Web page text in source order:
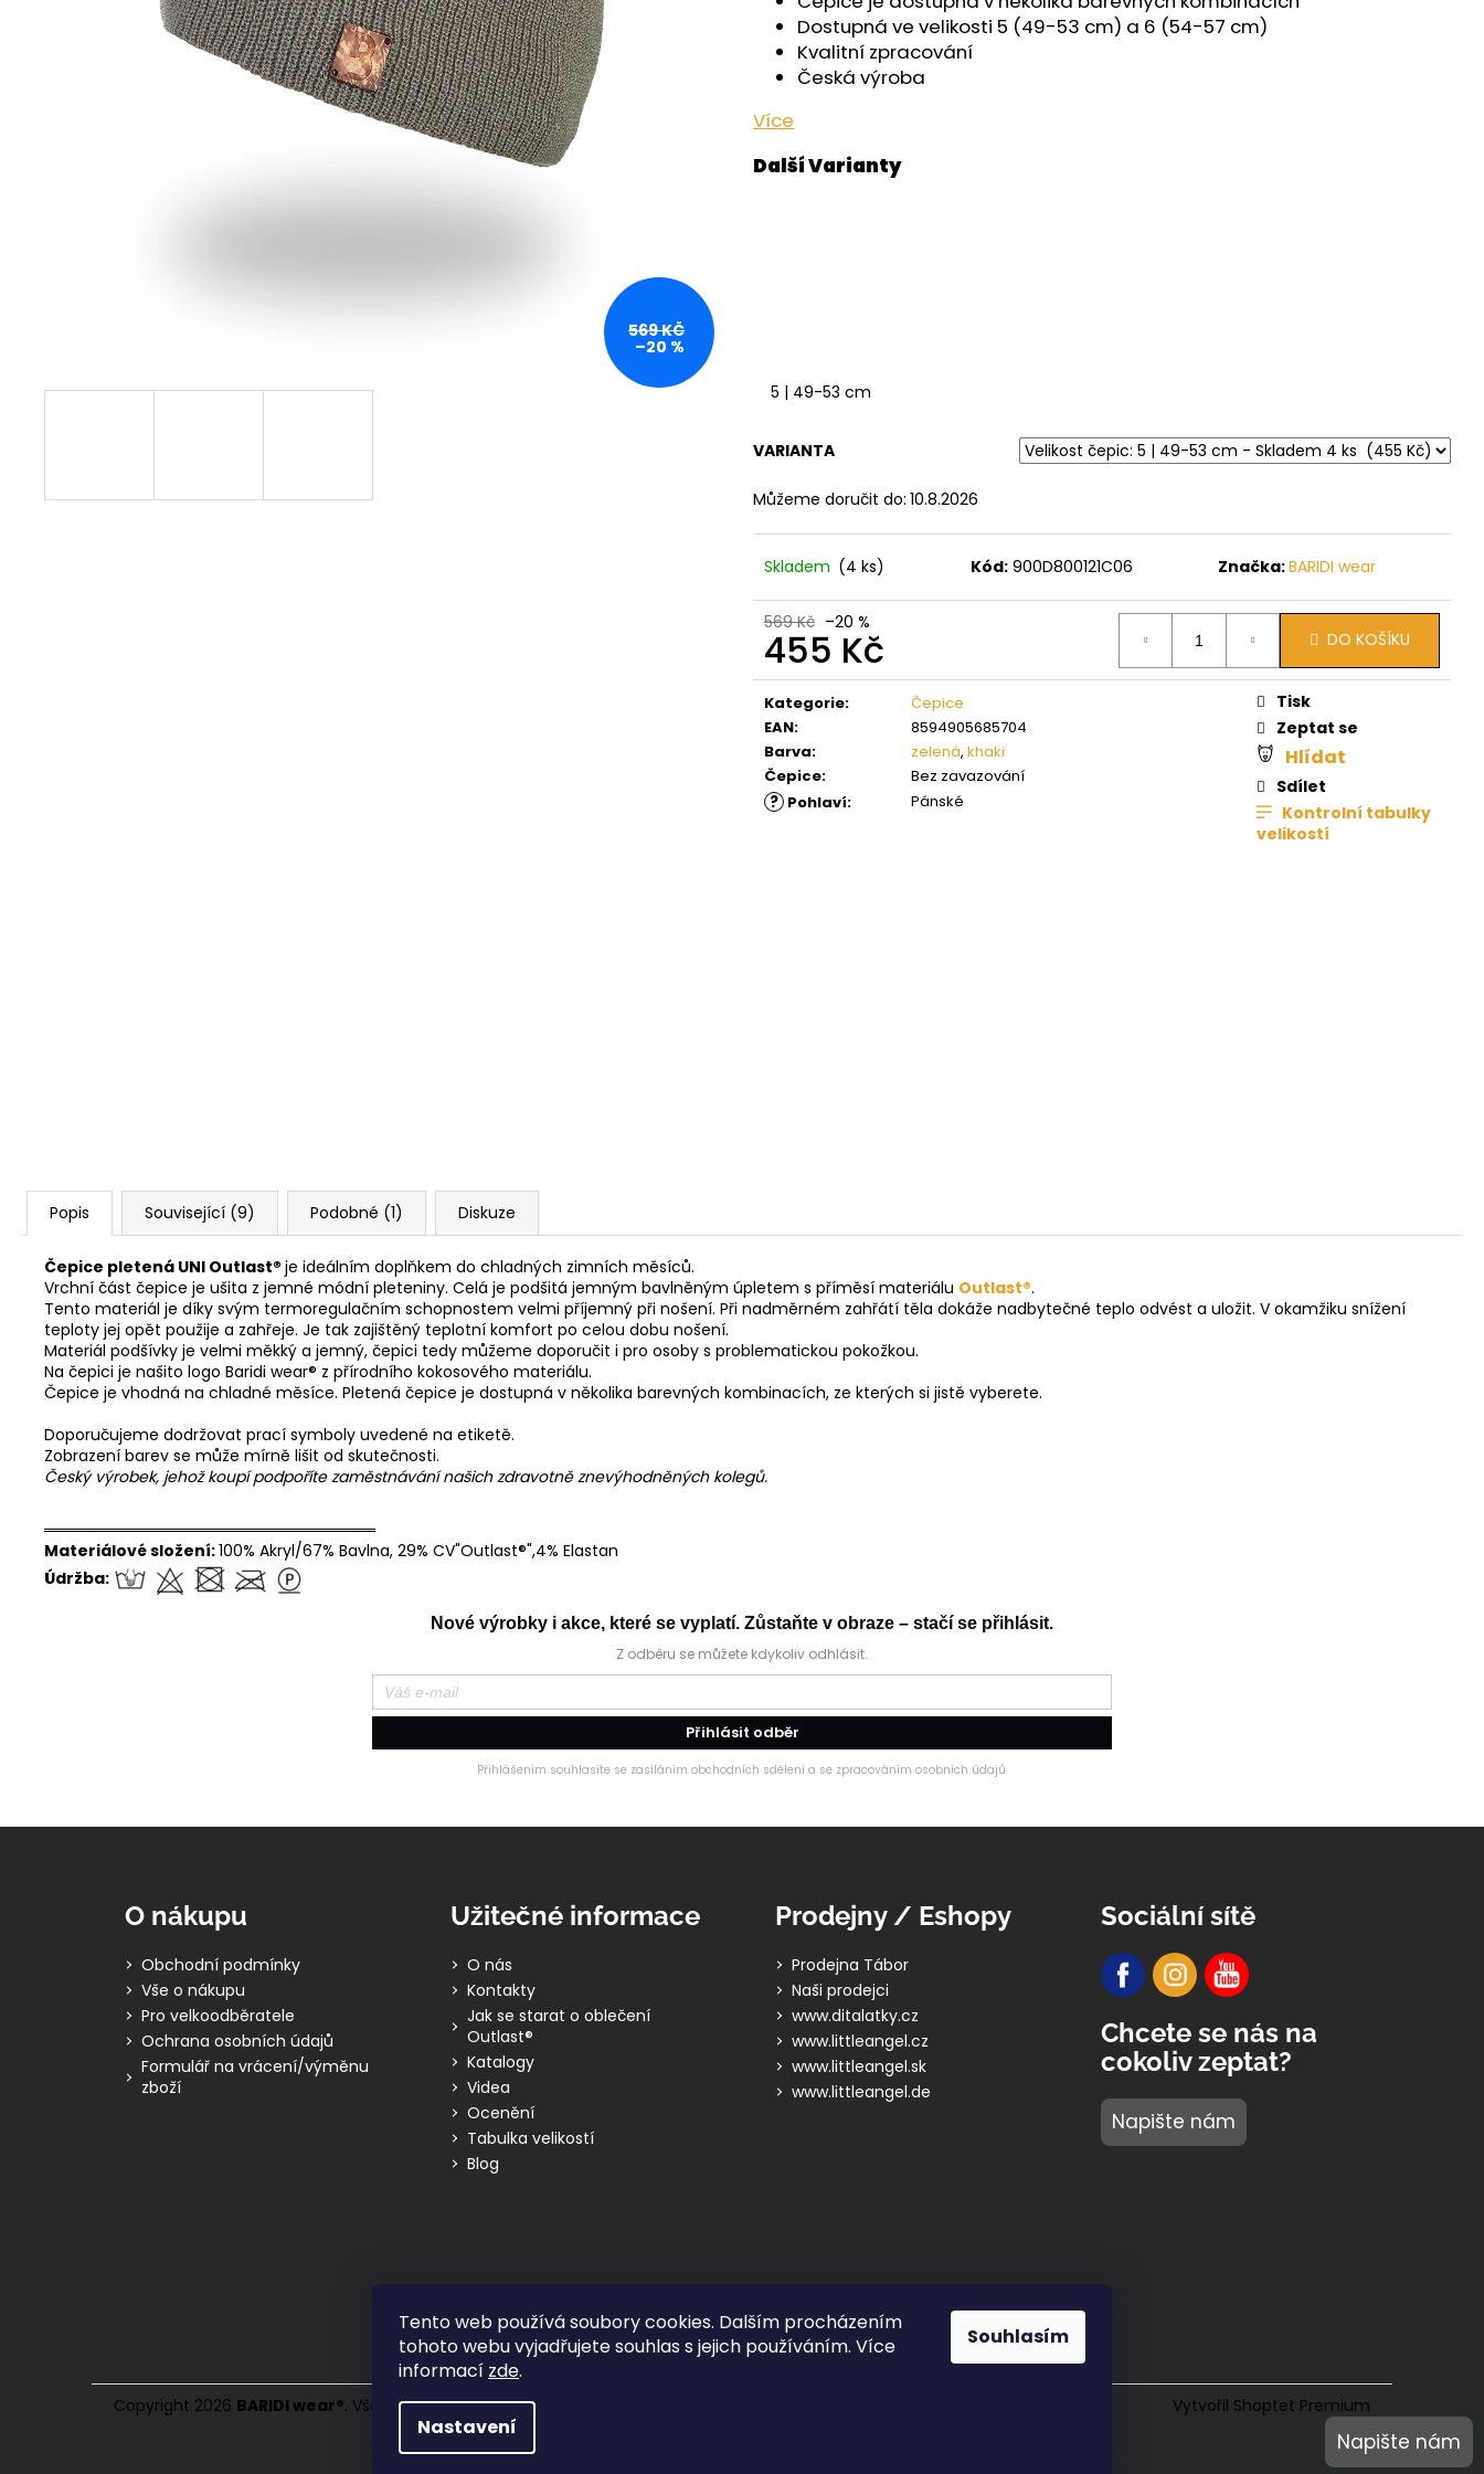
Tento web používá soubory cookies. Dalším procházením
tohoto webu vyjadřujete souhlas s jejich používáním. Více
informací zde.
Nastavení
Souhlasím
Dostupná ve velikosti 5 (49-53 cm) a 6 (54-57 cm)
Kvalitní zpracování
Česká výroba
Více
5 | 49-53 cm
VARIANTA
Můžeme doručit do: 10.8.2026
Skladem (4 ks) Kód: 900D800121C06 Značka:BARIDI wear
569 Kč –20 %
455 Kč
Měrná
cena:
DO KOŠÍKU
Kategorie:
Čepice
EAN:
8594905685704
Barva: zelená, khaki
Čepice: Bez zavazování
? Pohlaví: Pánské
Tisk
Zeptat se
Hlídat
Sdílet
Kontrolní tabulky
velikostí
569 KČ
–20 %
Popis Související (9) Podobné (1) Diskuze
Čepice pletená UNI Outlast® je ideálním doplňkem do chladných zimních měsíců.
Vrchní část čepice je ušita z jemné módní pleteniny. Celá je podšitá jemným bavlněným úpletem s příměsí materiálu Outlast®.
Tento materiál je díky svým termoregulačním schopnostem velmi příjemný při nošení. Při nadměrném zahřátí těla dokáže nadbytečné teplo odvést a uložit. V okamžiku snížení
teploty jej opět použije a zahřeje. Je tak zajištěný teplotní komfort po celou dobu nošení.
Materiál podšívky je velmi měkký a jemný, čepici tedy můžeme doporučit i pro osoby s problematickou pokožkou.
Na čepici je našito logo Baridi wear® z přírodního kokosového materiálu.
Čepice je vhodná na chladné měsíce. Pletená čepice je dostupná v několika barevných kombinacích, ze kterých si jistě vyberete.
Doporučujeme dodržovat prací symboly uvedené na etiketě.
Zobrazení barev se může mírně lišit od skutečnosti.
Český výrobek, jehož koupí podpoříte zaměstnávání našich zdravotně znevýhodněných kolegů.
══════════════════════════════
Materiálové složení:100% Akryl/67% Bavlna, 29% CV"Outlast®",4% Elastan
Údržba:
129 Kč
759 Kč
759 Kč
Nové výrobky i akce, které se vyplatí. Zůstaňte v obraze – stačí se přihlásit.
Z odběru se můžete kdykoliv odhlásit.
Přihlásit odběr
Přihlášením souhlasíte se zasíláním obchodních sdělení a se zpracováním osobních údajů.
O nákupu
Obchodní podmínky
Vše o nákupu
Pro velkoodběratele
Ochrana osobních údajů
Formulář na vrácení/výměnu
zboží
Užitečné informace
O nás
Kontakty
Jak se starat o oblečení
Outlast®
Katalogy
Videa
Ocenění
Tabulka velikostí
Blog
Prodejny / Eshopy
Prodejna Tábor
Naši prodejci
www.ditalatky.cz
www.littleangel.cz
www.littleangel.sk
www.littleangel.de
Sociální sítě
Chcete se nás na
cokoliv zeptat?
Napište nám
Vytvořil Shoptet Premium
Copyright 2026 BARIDI wear®. Všechna práva vyhrazena.
Napište nám